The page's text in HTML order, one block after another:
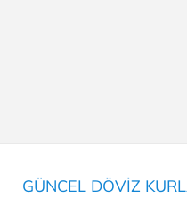
GÜNCEL DÖVİZ